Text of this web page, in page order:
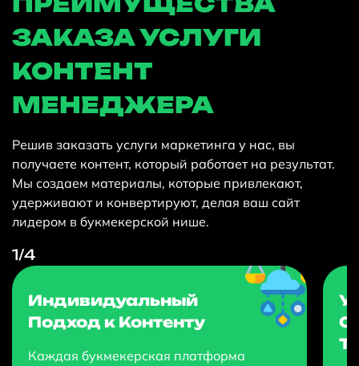
ЗАКАЗА УСЛУГИ
КОНТЕНТ
МЕНЕДЖЕРА
Решив заказать услуги маркетинга у нас, вы
получаете контент, который работает на результат.
Мы создаем материалы, которые привлекают,
удерживают и конвертируют, делая ваш сайт
лидером в букмекерской нише.
1/4
Индивидуальный
Подход к Контенту
Каждая букмекерская платформа